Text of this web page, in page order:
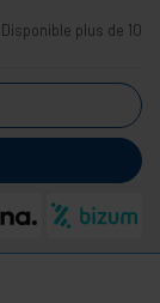
Disponible plus de 10